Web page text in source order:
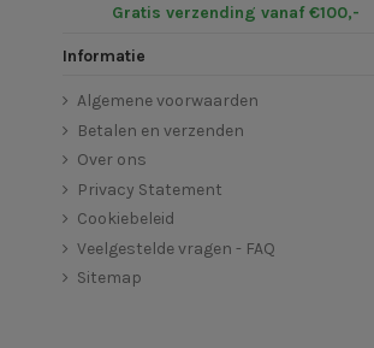
Gratis verzending vanaf €100,-
Informatie
Algemene voorwaarden
Betalen en verzenden
Over ons
Privacy Statement
Cookiebeleid
Veelgestelde vragen - FAQ
Sitemap